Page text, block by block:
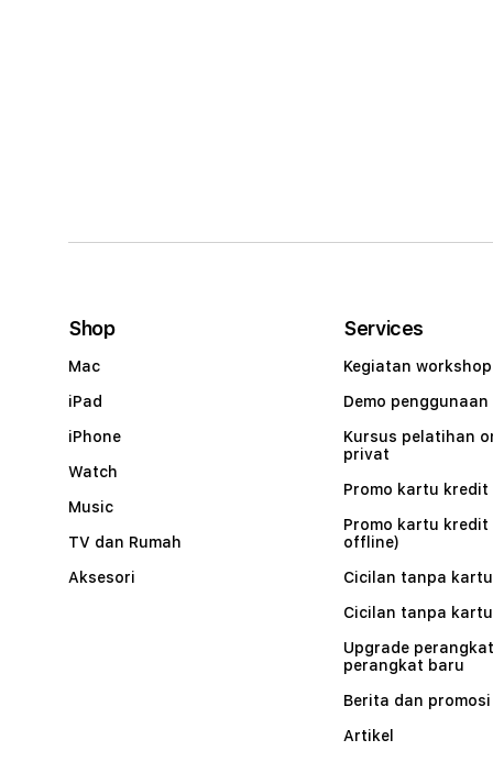
Shop
Mac
iPad
iPhone
Watch
Music
TV dan Rumah
Aksesori
Services
Kegiatan workshop
Demo penggunaan
Kursus pelatihan
privat
Promo kartu kredit
Promo kartu kredit
offline)
Cicilan tanpa
Cicilan tanpa
Upgrade
perangkat baru
Berita dan promosi
Artikel